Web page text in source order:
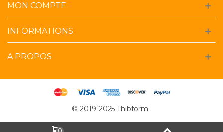
MON COMPTE
INFORMATIONS
A PROPOS
© 2019-2025 Thibform .
0